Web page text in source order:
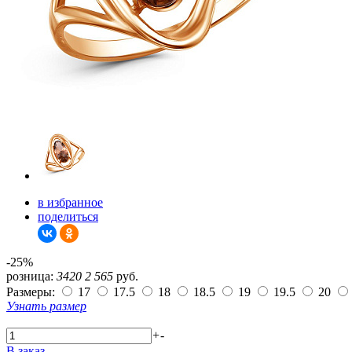
в избранное
поделиться
-25%
розница: 3420 2 565 руб.
Размеры:
17 17.5 18 18.5 19 19.5 20
Узнать размер
+-